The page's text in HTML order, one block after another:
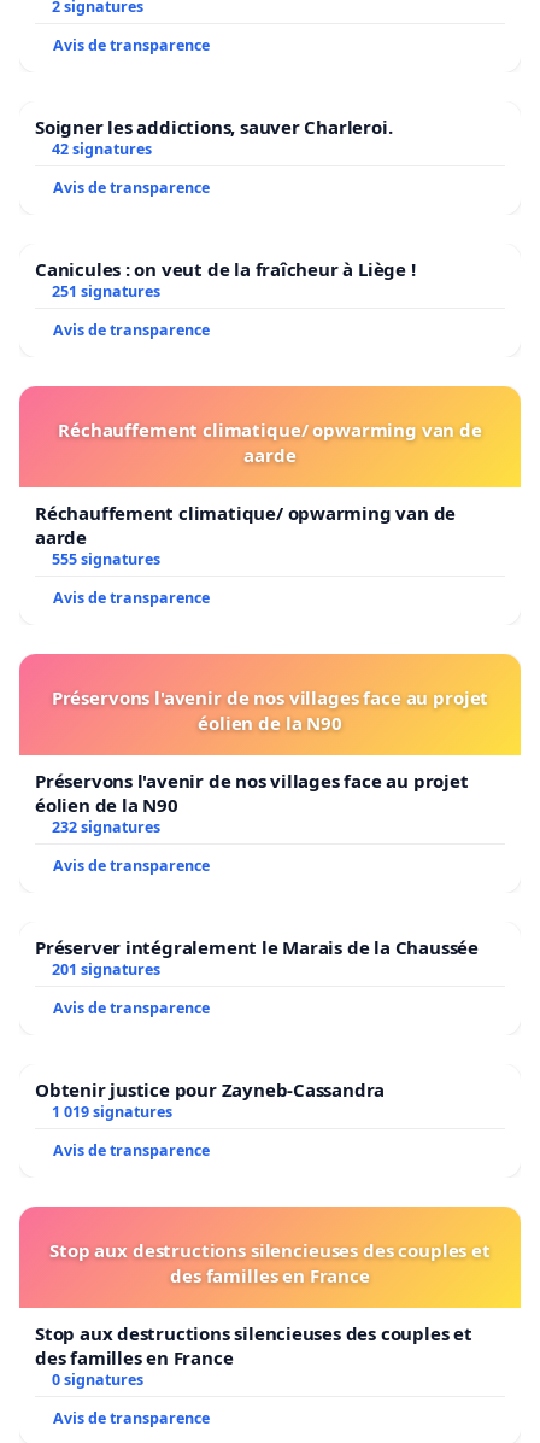
2 signatures
Avis de transparence
Soigner les addictions, sauver Charleroi.
42 signatures
Avis de transparence
Canicules : on veut de la fraîcheur à Liège !
251 signatures
Avis de transparence
Réchauffement climatique/ opwarming van de
aarde
Réchauffement climatique/ opwarming van de
aarde
555 signatures
Avis de transparence
Préservons l'avenir de nos villages face au projet
éolien de la N90
Préservons l'avenir de nos villages face au projet
éolien de la N90
232 signatures
Avis de transparence
Préserver intégralement le Marais de la Chaussée
201 signatures
Avis de transparence
Obtenir justice pour Zayneb-Cassandra
1 019 signatures
Avis de transparence
Stop aux destructions silencieuses des couples et
des familles en France
Stop aux destructions silencieuses des couples et
des familles en France
0 signatures
Avis de transparence